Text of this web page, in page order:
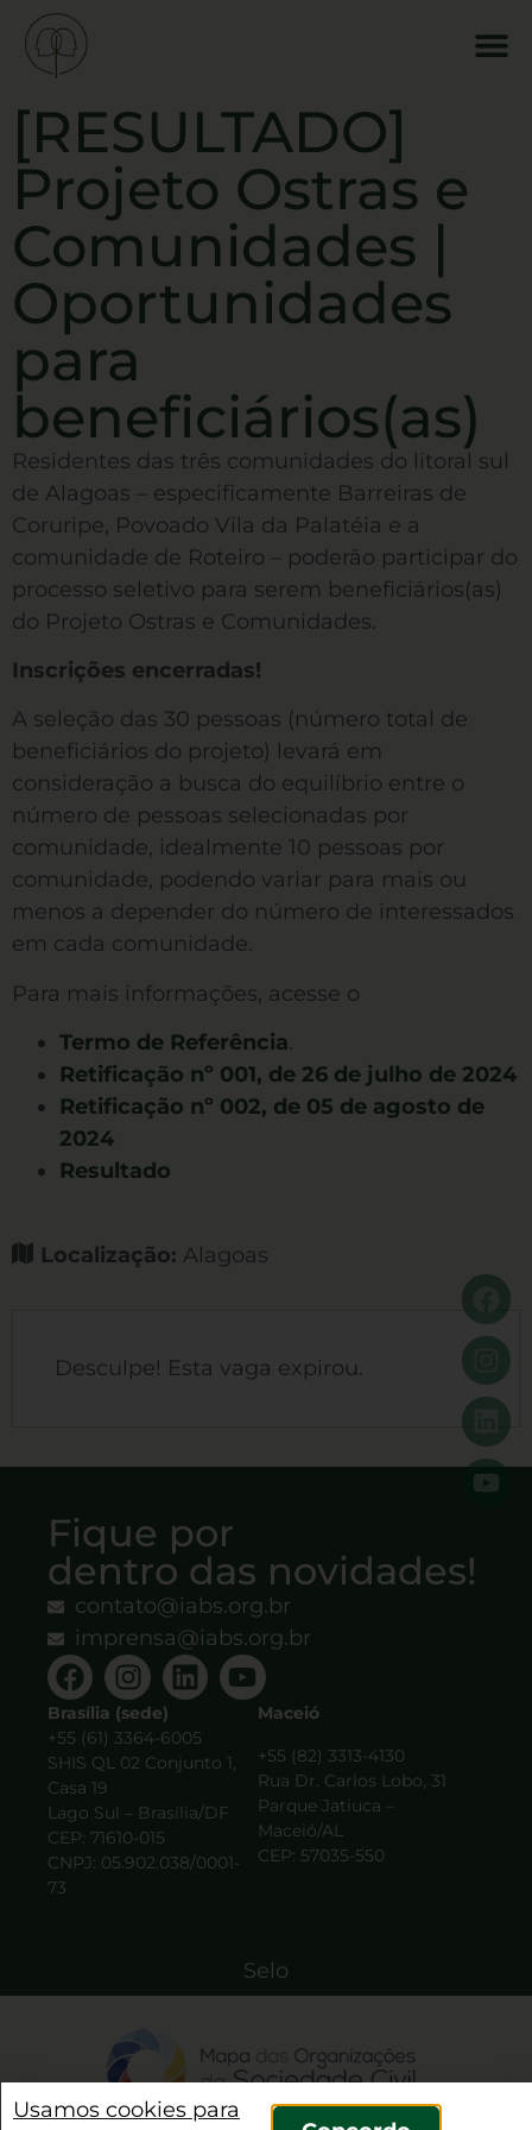
[RESULTADO]
Projeto Ostras e
Comunidades |
Oportunidades
para
beneficiários(as)
Residentes das três comunidades do litoral sul
de Alagoas – especificamente Barreiras de
Coruripe, Povoado Vila da Palatéia e a
comunidade de Roteiro – poderão participar do
processo seletivo para serem beneficiários(as)
do Projeto Ostras e Comunidades.
Inscrições encerradas!
A seleção das 30 pessoas (número total de
beneficiários do projeto) levará em
consideração a busca do equilíbrio entre o
número de pessoas selecionadas por
comunidade, idealmente 10 pessoas por
comunidade, podendo variar para mais ou
menos a depender do número de interessados
em cada comunidade.
Para mais informações, acesse o
Termo de Referência.
Retificação nº 001, de 26 de julho de 2024
Retificação nº 002, de 05 de agosto de
2024
Resultado
Localização: Alagoas
Desculpe! Esta vaga expirou.
Fique por
dentro das novidades!
contato@iabs.org.br
imprensa@iabs.org.br
Brasília (sede)
+55 (61) 3364-6005
SHIS QL 02 Conjunto 1,
Casa 19
Lago Sul – Brasília/DF
CEP: 71610-015
CNPJ: 05.902.038/0001-
73
Maceió
+55 (82) 3313-4130
Rua Dr. Carlos Lobo, 31
Parque Jatiuca –
Maceió/AL
CEP: 57035-550
Selo
Usamos cookies para